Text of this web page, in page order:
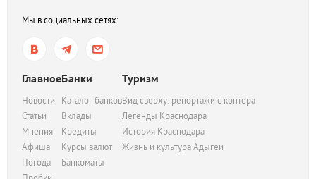
Мы в социальных сетях:
Главное
Новости
Статьи
Мнения
Афиша
Погода
Банки
Каталог банков
Вклады
Кредиты
Курсы валют
Банкоматы
Туризм
Вид сверху: репортажи с коптера
Легенды Краснодара
История Краснодара
Жизнь и культура Адыгеи